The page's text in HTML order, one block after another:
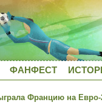
ФАНФЕСТ
Францию на Евро-